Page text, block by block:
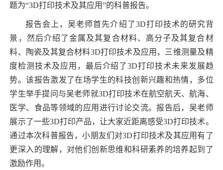
题为“3D打印技术及其应用”的科普报告。
报告会上，吴老师首先介绍了3D打印技术的研究背
景，然后介绍了金属及其复合材料、高分子及其复合材
料、陶瓷及其复合材料3D打印技术及应用，三维测量及精
度检测技术及应用，最后介绍了3D打印技术未来发展趋
势。该报告激发了在场学生的科技创新兴趣和热情，多位
学生举手提问与吴老师就3D打印技术在航空航天、航海、
医学、食品等领域的应用进行讨论交流。报告后，吴老师
展示了一些3D打印产品，让大家近距离感受3D打印技术。
通过本次科普报告，小朋友们对3D打印技术及其应用有了
更深入的理解，对他们创新思维和科研素养的培养起到了
激励作用。